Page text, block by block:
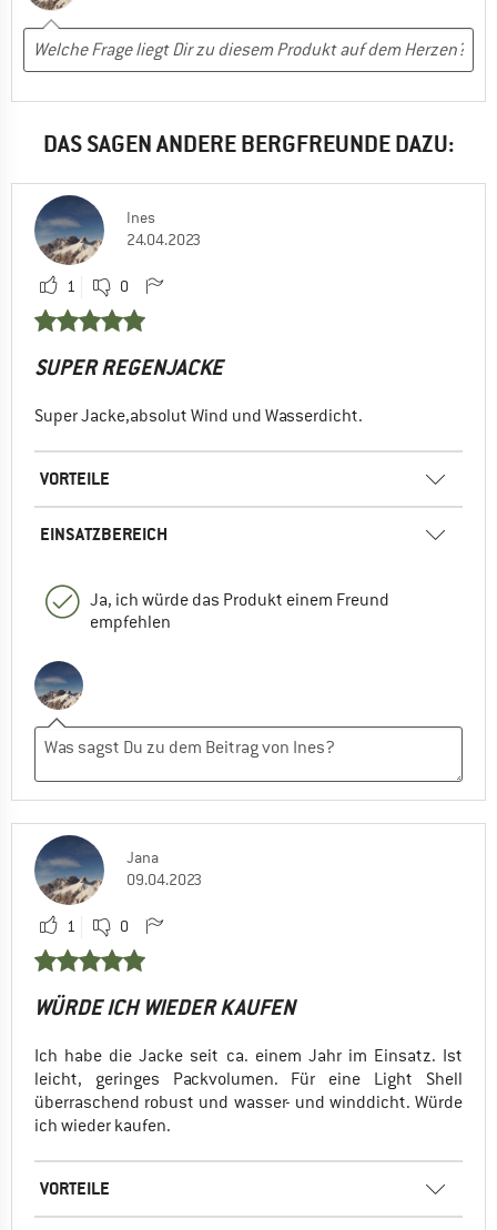
DAS SAGEN ANDERE BERGFREUNDE DAZU:
Ines
24.04.2023
1 0
SUPER REGENJACKE
Super Jacke,absolut Wind und Wasserdicht.
VORTEILE
EINSATZBEREICH
Ja, ich würde das Produkt einem Freund
empfehlen
Jana
09.04.2023
1 0
WÜRDE ICH WIEDER KAUFEN
Ich habe die Jacke seit ca. einem Jahr im Einsatz. Ist
leicht, geringes Packvolumen. Für eine Light Shell
überraschend robust und wasser- und winddicht. Würde
ich wieder kaufen.
VORTEILE